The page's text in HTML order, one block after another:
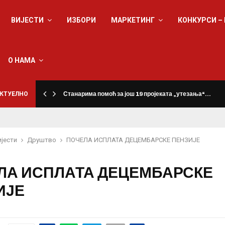
ВИЈЕСТИ ИЗБОРИ МАРКЕТИНГ КОНКУРСИ
О НАМА
Станарима помоћ за још 19 пројеката „утезања“…
Друштво ПОЧЕЛА ИСПЛАТА ДЕЦЕМБАРСКЕ ПЕНЗИЈЕ
ИСПЛАТА ДЕЦЕМБАРСКЕ